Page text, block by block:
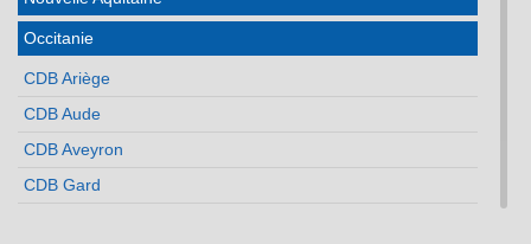
Occitanie
CDB Ariège
CDB Aude
CDB Aveyron
CDB Gard